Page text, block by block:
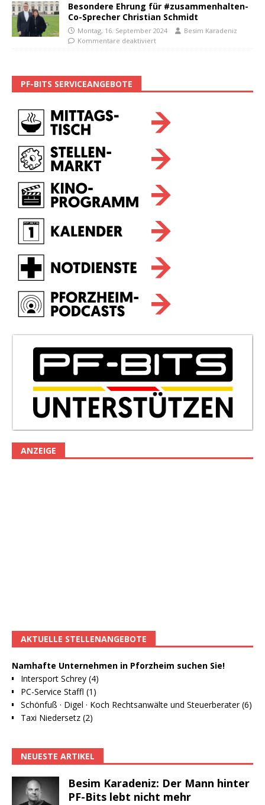
Besondere Ehrung für #zusammenhalten-
Co-Sprecher Christian Schmidt
Montag, 16. September 2024
Besim Karadeniz
Kommentare deaktiviert
PF-BITS SERVICEANGEBOTE
ANZEIGE
AKTUELLE STELLENANGEBOTE
Namhafte Unternehmen in Pforzheim suchen Sie!
Intersport Schrey (4)
PC-Service Staffl (1)
Schönfuß · Digel · Koch Rechtsanwälte und Steuerberater (6)
Taxi Niedersetz (2)
NEUESTE ARTIKEL
Besim Karadeniz: Der Mann hinter
PF-Bits lebt nicht mehr